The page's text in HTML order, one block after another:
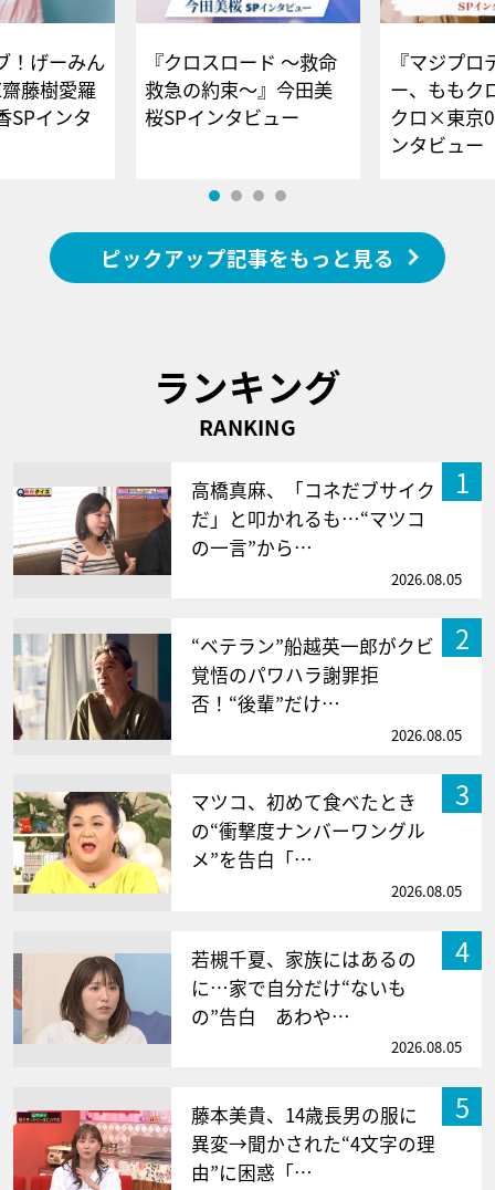
！げーみん
藤樹愛羅
SPインタ
『クロスロード ～救命
救急の約束～』今田美
桜SPインタビュー
『マジプロ
ー、ももク
クロ×東京
ンタビュー
ピックアップ記事をもっと見る
ランキング
RANKING
1
高橋真麻、「コネだブサイク
だ」と叩かれるも…“マツコ
の一言”から…
2026.08.05
2
“ベテラン”船越英一郎がクビ
覚悟のパワハラ謝罪拒
否！“後輩”だけ…
2026.08.05
3
マツコ、初めて食べたとき
の“衝撃度ナンバーワングル
メ”を告白「…
2026.08.05
4
若槻千夏、家族にはあるの
に…家で自分だけ“ないも
の”告白 あわや…
2026.08.05
5
藤本美貴、14歳長男の服に
異変→聞かされた“4文字の理
由”に困惑「…